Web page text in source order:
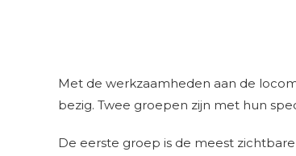
Met de werkzaamheden aan de
bezig. Twee groepen zijn met hun
De eerste groep is de meest